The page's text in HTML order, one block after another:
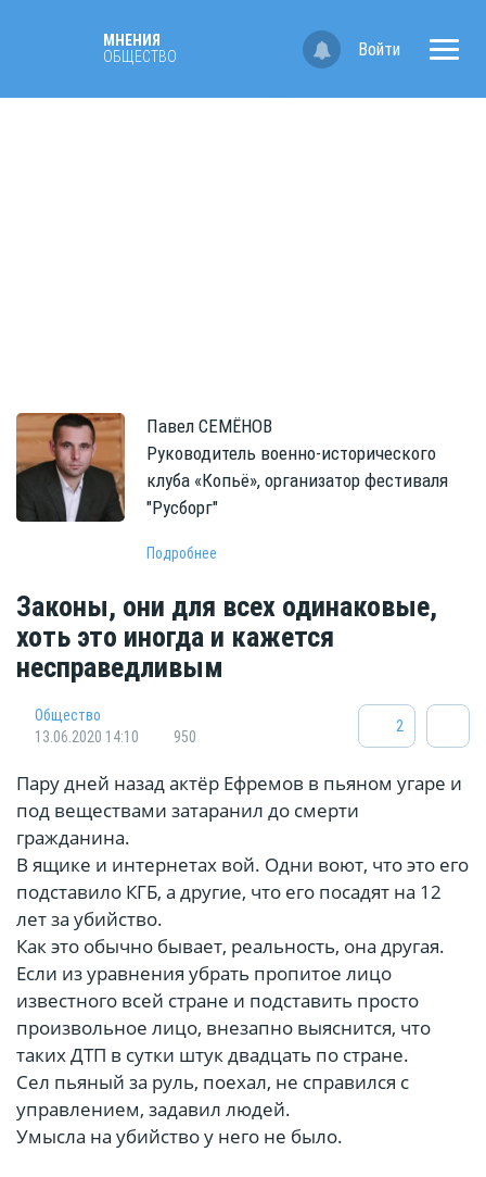
МНЕНИЯ
ОБЩЕСТВО
Войти
Павел СЕМЁНОВ
Руководитель военно-исторического
клуба «Копьё», организатор фестиваля
"Русборг"
Подробнее
Законы, они для всех одинаковые,
хоть это иногда и кажется
несправедливым
Общество
13.06.2020 14:10
950
2
Пару дней назад актёр Ефремов в пьяном угаре и
под веществами затаранил до смерти
гражданина.
В ящике и интернетах вой. Одни воют, что это его
подставило КГБ, а другие, что его посадят на 12
лет за убийство.
Как это обычно бывает, реальность, она другая.
Если из уравнения убрать пропитое лицо
известного всей стране и подставить просто
произвольное лицо, внезапно выяснится, что
таких ДТП в сутки штук двадцать по стране.
Сел пьяный за руль, поехал, не справился с
управлением, задавил людей.
Умысла на убийство у него не было.